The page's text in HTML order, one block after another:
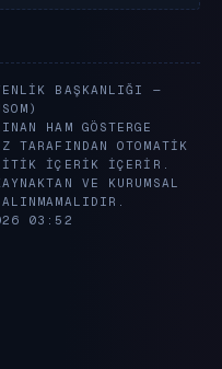
BAŞKANLIĞI —
HAM GÖSTERGE
OTOMATIK
IÇERIK IÇERIR.
VE KURUMSAL
03:52